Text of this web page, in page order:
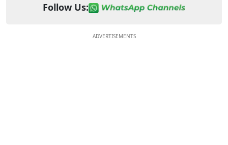
Follow Us:
ADVERTISEMENTS